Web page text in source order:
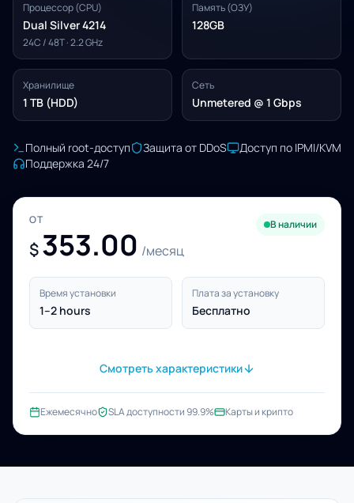
Процессор (CPU)
Dual Silver 4214
24C / 48T · 2.2 GHz
Память (ОЗУ)
128GB
Хранилище
1 TB (HDD)
Сеть
Unmetered @ 1 Gbps
Полный root-доступ Защита от DDoS
Доступ по IPMI/KVM
Поддержка 24/7
ОТ
$353.00 /месяц
В наличии
Время установки
1–2 hours
Плата за установку
Бесплатно
Смотреть характеристики
Ежемесячно SLA доступности 99.9% Карты и крипто